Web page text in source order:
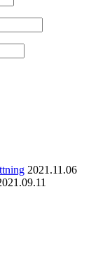
2021.11.06